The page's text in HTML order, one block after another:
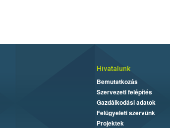
Hivatalunk
Bemutatkozás
Szervezeti felépítés
Gazdálkodási adatok
Felügyeleti szervünk
Projektek